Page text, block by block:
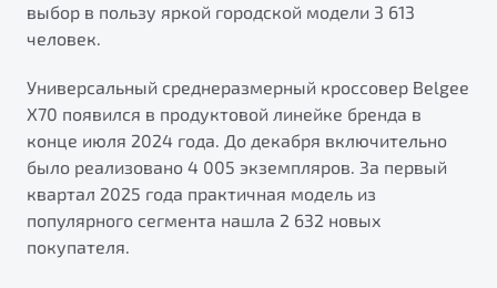
выбор в пользу яркой городской модели 3 613
человек.
Универсальный среднеразмерный кроссовер Belgee
X70 появился в продуктовой линейке бренда в
конце июля 2024 года. До декабря включительно
было реализовано 4 005 экземпляров. За первый
квартал 2025 года практичная модель из
популярного сегмента нашла 2 632 новых
покупателя.